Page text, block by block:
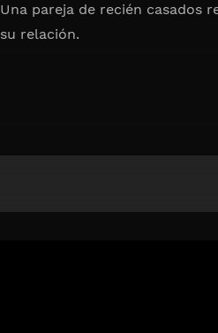
Una pareja de recién casados
su relación.